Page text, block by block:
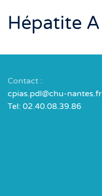
Hépatite A
Contact :
cpias.pdl@chu-nantes.fr
Tel: 02.40.08.39.86